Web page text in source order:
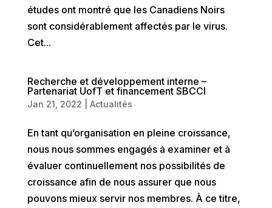
études ont montré que les Canadiens Noirs
sont considérablement affectés par le virus.
Cet...
Recherche et développement interne –
Partenariat UofT et financement SBCCI
Jan 21, 2022 Actualités
En tant qu’organisation en pleine croissance,
nous nous sommes engagés à examiner et à
évaluer continuellement nos possibilités de
croissance afin de nous assurer que nous
pouvons mieux servir nos membres. À ce titre,